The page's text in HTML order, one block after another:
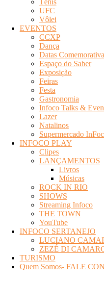
Tênis
UFC
Vôlei
EVENTOS
CCXP
Dança
Datas
Espaço do Saber
Exposição
Feiras
Festa
Gastronomia
Infoco Talks &
Lazer
Natalinos
Supermercado
INFOCO PLAY
Clipes
LANÇAMENTOS
Livros
Músicas
ROCK IN RIO
SHOWS
Streaming Infoco
THE TOWN
YouTube
INFOCO SERTANEJO
LUCIANO
ZEZÉ DI
TURISMO
Quem Somos- FALE